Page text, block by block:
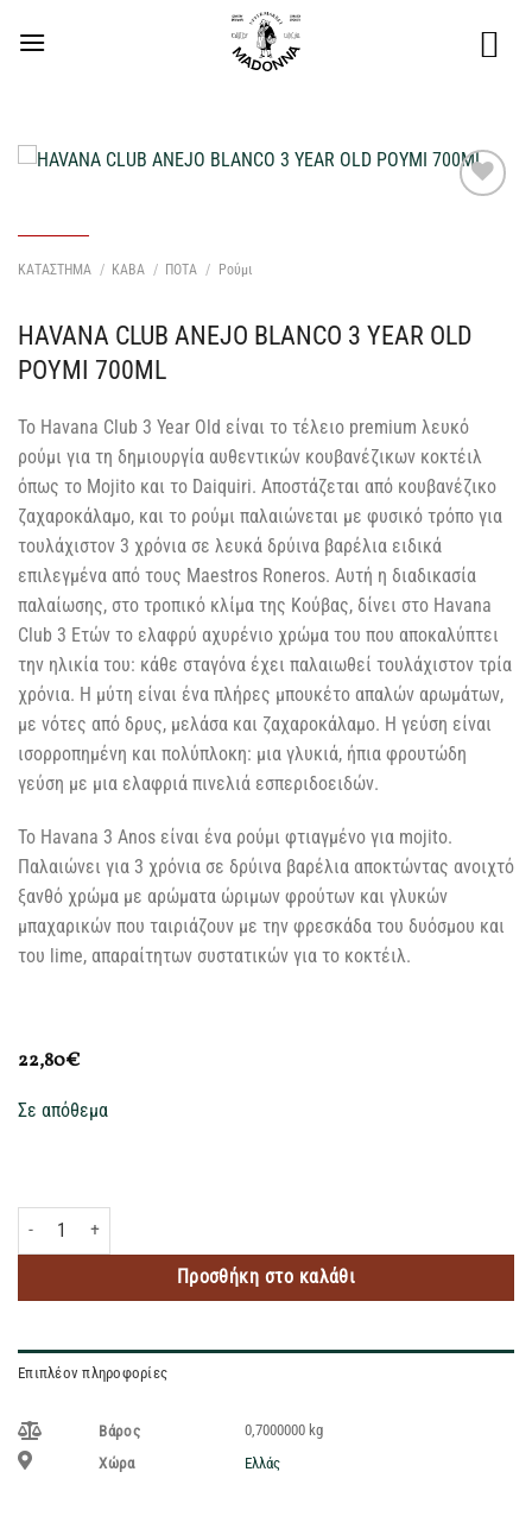
στο
ΚΑΤΑΣΤΗΜΑ / ΚΑΒΑ / ΠΟΤΑ / Ρούμι
HAVANA CLUB ANEJO BLANCO 3 YEAR OLD
ΡΟΥΜΙ 700ML
Το Havana Club 3 Year Old είναι το τέλειο premium λευκό
ρούμι για τη δημιουργία αυθεντικών κουβανέζικων κοκτέιλ
όπως το Mojito και το Daiquiri. Αποστάζεται από κουβανέζικο
ζαχαροκάλαμο, και το ρούμι παλαιώνεται με φυσικό τρόπο για
τουλάχιστον 3 χρόνια σε λευκά δρύινα βαρέλια ειδικά
επιλεγμένα από τους Maestros Roneros. Αυτή η διαδικασία
παλαίωσης, στο τροπικό κλίμα της Κούβας, δίνει στο Havana
Club 3 Ετών το ελαφρύ αχυρένιο χρώμα του που αποκαλύπτει
την ηλικία του: κάθε σταγόνα έχει παλαιωθεί τουλάχιστον τρία
χρόνια. Η μύτη είναι ένα πλήρες μπουκέτο απαλών αρωμάτων,
με νότες από δρυς, μελάσα και ζαχαροκάλαμο. Η γεύση είναι
ισορροπημένη και πολύπλοκη: μια γλυκιά, ήπια φρουτώδη
γεύση με μια ελαφριά πινελιά εσπεριδοειδών.
Το Havana 3 Anos είναι ένα ρούμι φτιαγμένο για mojito.
Παλαιώνει για 3 χρόνια σε δρύινα βαρέλια αποκτώντας ανοιχτό
ξανθό χρώμα με αρώματα ώριμων φρούτων και γλυκών
μπαχαρικών που ταιριάζουν με την φρεσκάδα του δυόσμου και
του lime, απαραίτητων συστατικών για το κοκτέιλ.
22,80€
Σε απόθεμα
HAVANA CLUB ANEJO BLANCO 3 YEAR OLD ΡΟΥΜΙ 700ML ποσότητα
Προσθήκη στο καλάθι
Επιπλέον πληροφορίες
Βάρος
0,7000000 kg
Χώρα
Ελλάς